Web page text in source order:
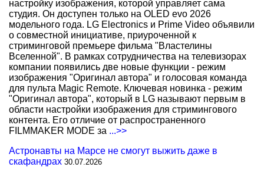
настройку изображения, которой управляет сама
студия. Он доступен только на OLED evo 2026
модельного года. LG Electronics и Prime Video объявили
о совместной инициативе, приуроченной к
стриминговой премьере фильма "Властелины
Вселенной". В рамках сотрудничества на телевизорах
компании появились две новые функции - режим
изображения "Оригинал автора" и голосовая команда
для пульта Magic Remote. Ключевая новинка - режим
"Оригинал автора", который в LG называют первым в
области настройки изображения для стримингового
контента. Его отличие от распространенного
FILMMAKER MODE за ...>>
Астронавты на Марсе не смогут выжить даже в
скафандрах 30.07.2026